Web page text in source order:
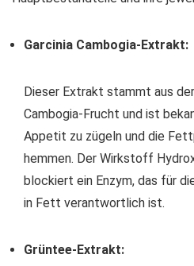
Garcinia Cambogia-Extrakt:
Dieser Extrakt stammt aus
Cambogia-Frucht und ist
Appetit zu zügeln und die
hemmen. Der Wirkstoff
blockiert ein Enzym, das für
in Fett verantwortlich ist.
Grüntee-Extrakt: